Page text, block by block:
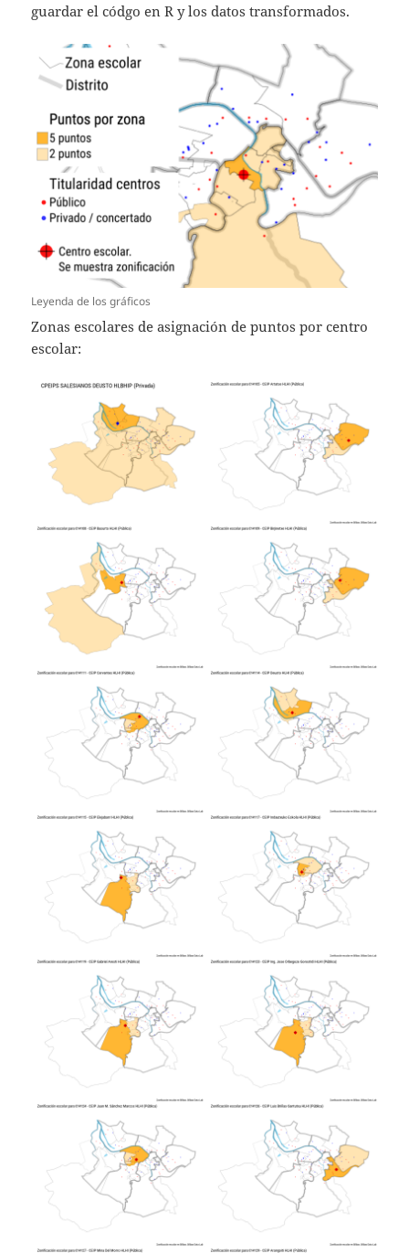
guardar el códgo en R y los datos transformados.
Leyenda de los gráficos
Zonas escolares de asignación de puntos por centro
escolar: